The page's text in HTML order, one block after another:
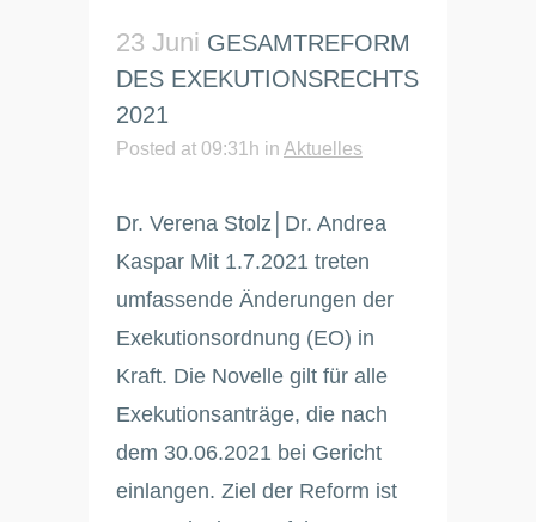
23 Juni GESAMTREFORM
DES EXEKUTIONSRECHTS
2021
Posted at 09:31h in Aktuelles
Dr. Verena Stolz│Dr. Andrea
Kaspar Mit 1.7.2021 treten
umfassende Änderungen der
Exekutionsordnung (EO) in
Kraft. Die Novelle gilt für alle
Exekutionsanträge, die nach
dem 30.06.2021 bei Gericht
einlangen. Ziel der Reform ist